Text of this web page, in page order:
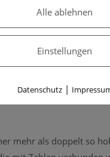
erinnern uns an die
die die
mehr als doppelt so
Alle ablehnen
Einstellungen
Datenschutz|